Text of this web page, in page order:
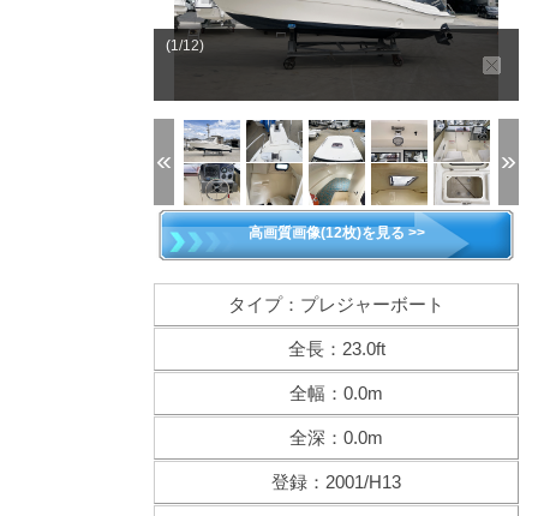
(1/12)
高画質画像(12枚)を見る >>
タイプ：プレジャーボート
全長：23.0ft
全幅：0.0m
全深：0.0m
登録：2001/H13